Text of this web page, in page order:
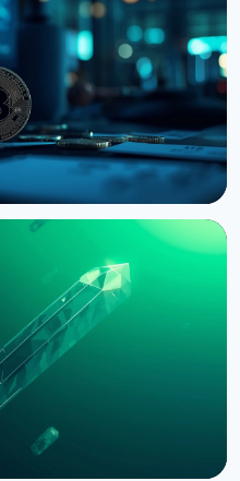
об обвале
CLARITY Act в